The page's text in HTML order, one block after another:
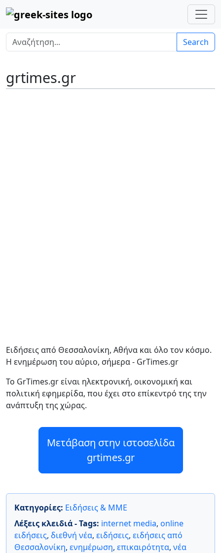
Search
grtimes.gr
Ειδήσεις από Θεσσαλονίκη, Αθήνα και όλο τον κόσμο.
Η ενημέρωση του αύριο, σήμερα - GrTimes.gr
Το GrTimes.gr είναι ηλεκτρονική, οικονομική και
πολιτική εφημερίδα, που έχει στο επίκεντρό της την
ανάπτυξη της χώρας.
Μετάβαση στην ιστοσελίδα
grtimes.gr
Κατηγορίες: Ειδήσεις & ΜΜΕ
Λέξεις κλειδιά - Tags: internet media, online
ειδήσεις, διεθνή νέα, ειδήσεις, ειδήσεις από
Θεσσαλονίκη, ενημέρωση, επικαιρότητα, νέα